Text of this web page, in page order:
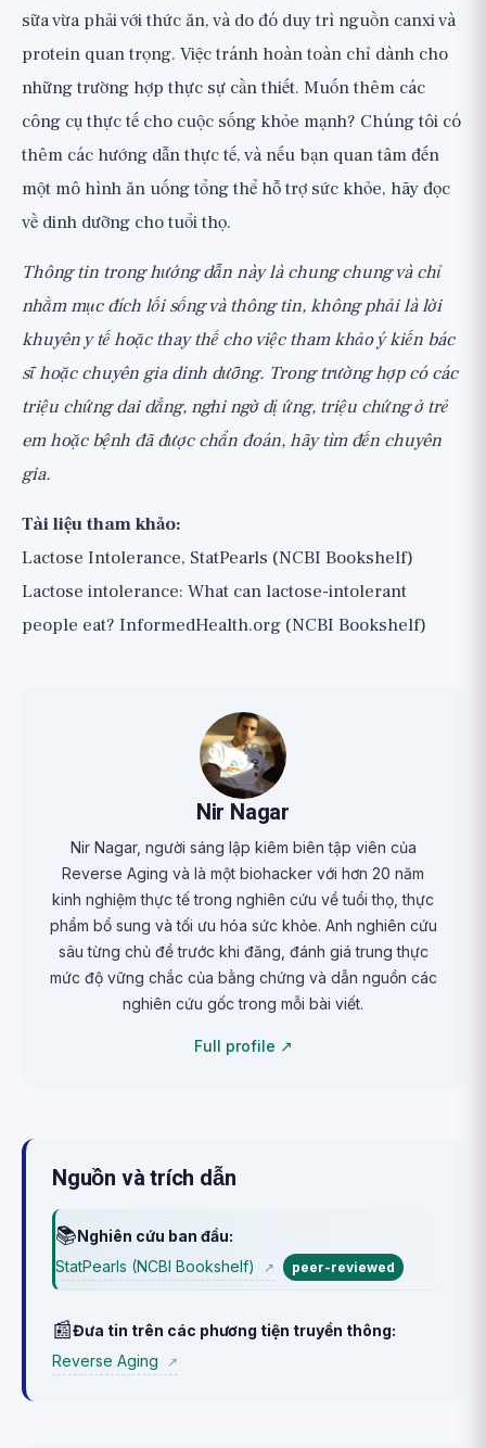
sữa vừa phải với thức ăn, và do đó duy trì nguồn canxi và
protein quan trọng. Việc tránh hoàn toàn chỉ dành cho
những trường hợp thực sự cần thiết. Muốn thêm các
công cụ thực tế cho cuộc sống khỏe mạnh? Chúng tôi có
thêm các hướng dẫn thực tế, và nếu bạn quan tâm đến
một mô hình ăn uống tổng thể hỗ trợ sức khỏe, hãy đọc
về dinh dưỡng cho tuổi thọ.
Thông tin trong hướng dẫn này là chung chung và chỉ
nhằm mục đích lối sống và thông tin, không phải là lời
khuyên y tế hoặc thay thế cho việc tham khảo ý kiến bác
sĩ hoặc chuyên gia dinh dưỡng. Trong trường hợp có các
triệu chứng dai dẳng, nghi ngờ dị ứng, triệu chứng ở trẻ
em hoặc bệnh đã được chẩn đoán, hãy tìm đến chuyên
gia.
Tài liệu tham khảo:
Lactose Intolerance, StatPearls (NCBI Bookshelf)
Lactose intolerance: What can lactose-intolerant
people eat? InformedHealth.org (NCBI Bookshelf)
Nir Nagar
Nir Nagar, người sáng lập kiêm biên tập viên của
Reverse Aging và là một biohacker với hơn 20 năm
kinh nghiệm thực tế trong nghiên cứu về tuổi thọ, thực
phẩm bổ sung và tối ưu hóa sức khỏe. Anh nghiên cứu
sâu từng chủ đề trước khi đăng, đánh giá trung thực
mức độ vững chắc của bằng chứng và dẫn nguồn các
nghiên cứu gốc trong mỗi bài viết.
Full profile ↗
Nguồn và trích dẫn
📚Nghiên cứu ban đầu:
StatPearls (NCBI Bookshelf)
↗ peer-reviewed
📰Đưa tin trên các phương tiện truyền thông:
Reverse Aging
↗